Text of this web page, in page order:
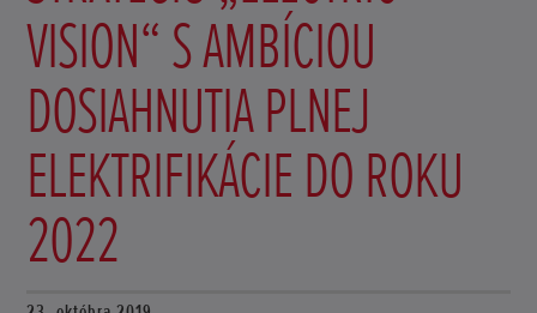
VISION“ S AMBÍCIOU
DOSIAHNUTIA PLNEJ
ELEKTRIFIKÁCIE DO ROKU
2022